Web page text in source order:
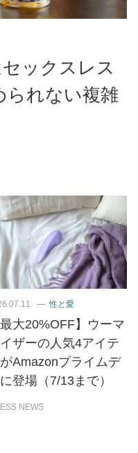
ックスレス
られない複雑
性と愛
最大20%OFF】ウーマ
ザーの人気4アイテ
Amazonプライムデ
登場（7/13まで）
NEWS